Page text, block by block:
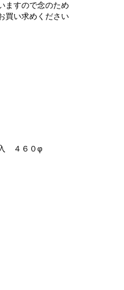
ますので念のため
買い求めください
４６０φ